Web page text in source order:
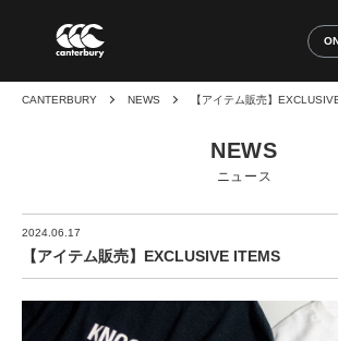
CANTERBURY NEWS 【アイテム販売】
NEWS
ニュース
2024.06.17
【アイテム販売】EXCLUSIVE ITEMS